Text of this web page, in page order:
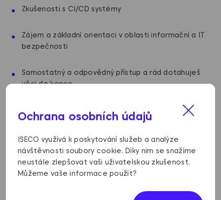
Zkušenosti s CI/CD systémy
Zájem a základní orientaci v oblasti informační a IT
bezpečnosti
Samostatný a odpovědný přístup a rád dotahuješ
věci do konce
Místo v našem týmu, který dodává systémy
informační bezpečnosti
Práci na zajímavých bezpečnostních projektech pro
Ochrana osobních údajů
ISECO využívá k poskytování služeb a analýze
návštěvnosti soubory cookie. Díky nim se snažíme
neustále zlepšovat vaši uživatelskou zkušenost.
Můžeme vaše informace použít?